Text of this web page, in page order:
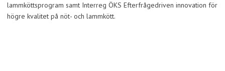
lammköttsprogram samt Interreg ÖKS Efterfrågedriven innovation för
högre kvalitet på nöt- och lammkött.